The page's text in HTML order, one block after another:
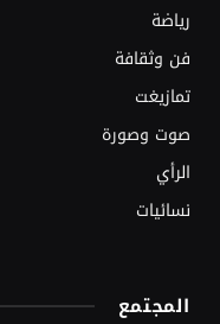
رياضة
فن وثقافة
تمازيغت
صوت وصورة
الرأي
نسائيات
المجتمع